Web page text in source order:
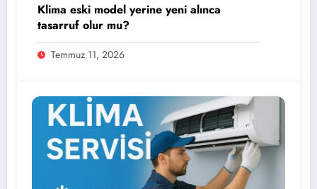
Klima eski model yerine yeni alınca
tasarruf olur mu?
Temmuz 11, 2026